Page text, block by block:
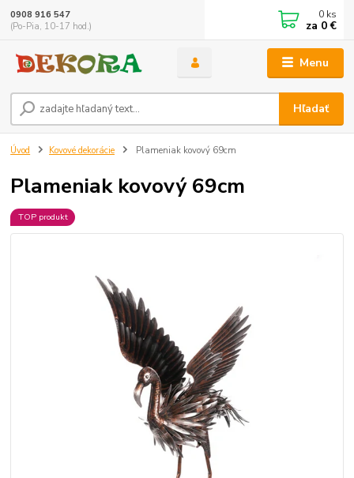
Menu
Hľadať
0908 916 547
(Po-Pia, 10-17 hod.)
0 ks
za 0 €
Úvod Kovové dekorácie Plameniak kovový 69cm
Plameniak kovový 69cm
TOP produkt